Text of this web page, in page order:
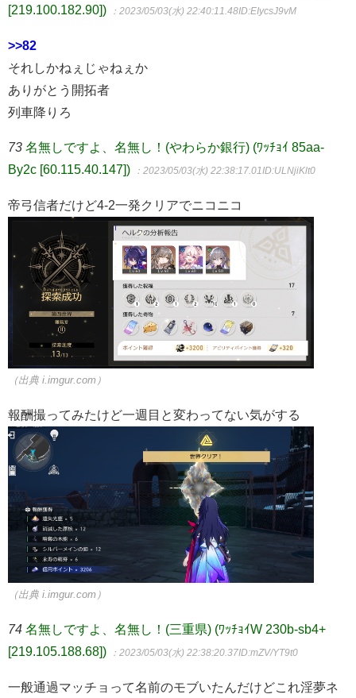
[219.100.182.90])
：2023/05/03(水) 22:40:11.48ID:EIycsJ9vM
>>82
それしかねぇじゃねぇか
ありがとう開拓者
列車降りろ
73 名無しですよ、名無し！(やわらか銀行) (ﾜｯﾁｮｲ 85aa-
By2c [60.115.40.147])
：2023/05/03(水) 22:38:17.01ID:ULNjiKlt0
帝弓信者だけど4-2一発クリアでニコニコ
（出典 i.imgur.com）
報酬撮ってみたけど一週目と変わってない気がする
（出典 i.imgur.com）
74 名無しですよ、名無し！(三重県) (ﾜｯﾁｮｲW 230b-sb4+
[219.105.188.68])
：2023/05/03(水) 22:38:20.37ID:mZV/YT9t0
一般通過マッチョって名前のモブいたんだけどこれ淫夢ネ